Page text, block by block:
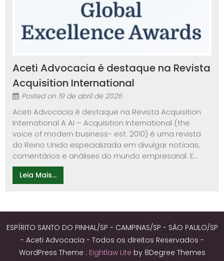
Aceti Advocacia é destaque na Revista
Acquisition International
Posted on 19 de abril de 2026
Aceti Advocacia é destaque na Revista Acquisition
International A AI – Acquisition International (the
voice of modern business- est. 2010) é uma revista
do Reino Unido especializada em divulgar notícias,
comentários e análises do mundo empresarial. E...
Leia Mais...
ESPÍRITO SANTO DO PINHAL/SP - CAMPINAS/SP - SÃO PAULO/SP
- Aceti Advocacia - Todos os direitos Reservados -
WordPress Theme : Eightlaw Lite by 8Degree Themes